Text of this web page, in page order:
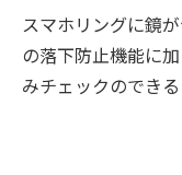
スマホリングに鏡
の落下防止機能に
みチェックのでき